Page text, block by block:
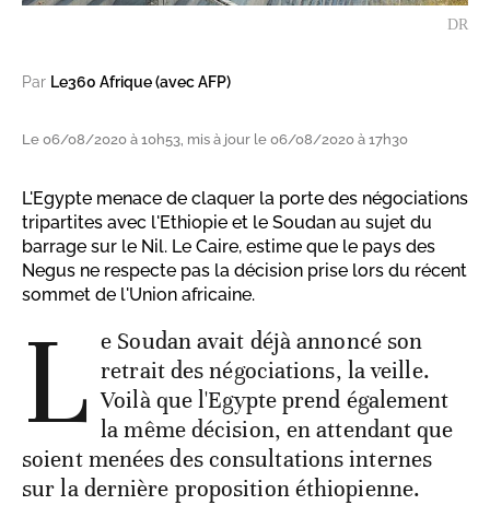
DR
Par Le360 Afrique (avec AFP)
Le 06/08/2020 à 10h53, mis à jour le 06/08/2020 à 17h30
L'Egypte menace de claquer la porte des négociations
tripartites avec l'Ethiopie et le Soudan au sujet du
barrage sur le Nil. Le Caire, estime que le pays des
Negus ne respecte pas la décision prise lors du récent
sommet de l'Union africaine.
L e Soudan avait déjà annoncé son
retrait des négociations, la veille.
Voilà que l'Egypte prend également
la même décision, en attendant que
soient menées des consultations internes
sur la dernière proposition éthiopienne.